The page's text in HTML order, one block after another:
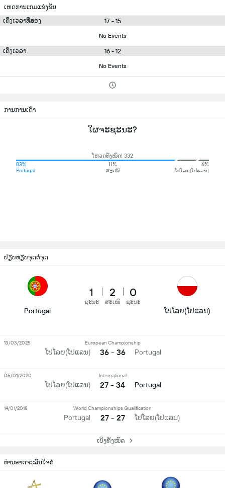
ເຫດການເກມແຂ່ງຂັນ
ເຄິ່ງເວລາທີ່ສອງ
17 - 15
No Events
ເຄິ່ງເວລາ 16 - 12
No Events
ການການເດົາ
ໃຜຈະຊະນະ?
ໂຫວດທັງໝົດ! 332
83%
Portugal
11%
ສະເໝີ
6%
ໂປໂລຍ(ໂປແລນ)
ປຽບທຽບຈຸດຕໍ່ຈຸດ
Portugal
1
ຊະນະ
2
ສະເໝີ
0
ຊະນະ
ໂປໂລຍ(ໂປແລນ)
ໂປໂລຍ(ໂປແລນ)
European Championship
36 - 36 Portugal
13/03/2025
ໂປໂລຍ(ໂປແລນ)
International
27 - 34 Portugal
05/01/2020
Portugal
World Championships Qualification
27 - 27 ໂປໂລຍ(ໂປແລນ)
14/01/2018
ເບິ່ງທັງໝົດ
ທ່ານອາດຈະສົນໃຈຕໍ່